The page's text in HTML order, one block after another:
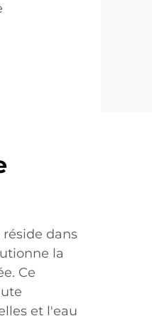
dans
la
Ce
et l'eau